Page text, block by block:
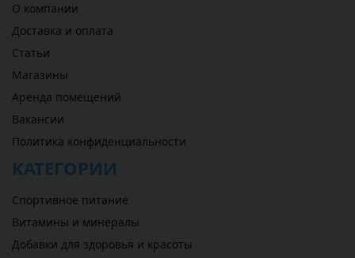
О компании
Доставка и оплата
Статьи
Магазины
Аренда помещений
Вакансии
Политика конфиденциальности
КАТЕГОРИИ
Спортивное питание
Витамины и минералы
Добавки для здоровья и красоты